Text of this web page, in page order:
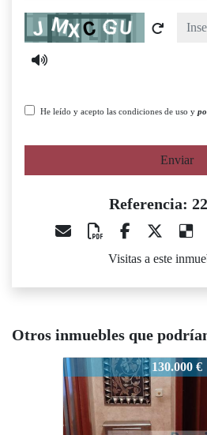
Captcha
He leído y acepto las condiciones de uso y
Enviar
Referencia:
Visitas a este
Otros inmuebles que
225-966
130.000 €
225-966